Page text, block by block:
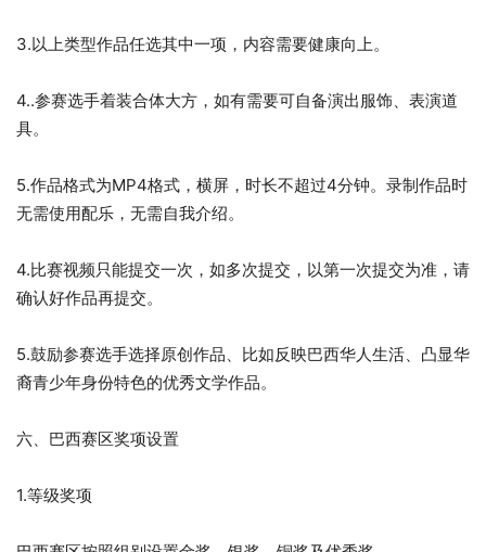
3.以上类型作品任选其中一项，内容需要健康向上。
4..参赛选手着装合体大方，如有需要可自备演出服饰、表演道
具。
5.作品格式为MP4格式，横屏，时长不超过4分钟。录制作品时
无需使用配乐，无需自我介绍。
4.比赛视频只能提交一次，如多次提交，以第一次提交为准，请
确认好作品再提交。
5.鼓励参赛选手选择原创作品、比如反映巴西华人生活、凸显华
裔青少年身份特色的优秀文学作品。
六、巴西赛区奖项设置
1.等级奖项